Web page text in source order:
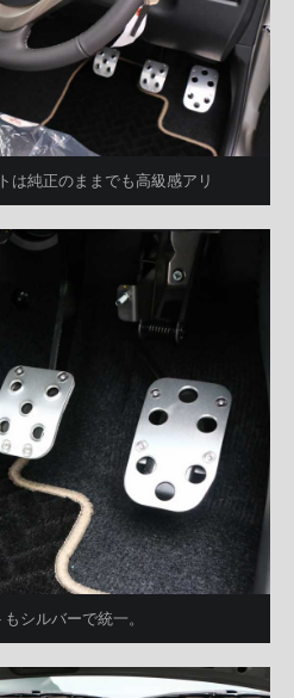
は純正のままでも高級感アリ
シルバーで統一。